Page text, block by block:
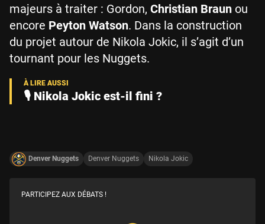
majeurs à traiter : Gordon, Christian Braun ou
encore Peyton Watson. Dans la construction
du projet autour de Nikola Jokic, il s’agit d’un
tournant pour les Nuggets.
🎙️ Nikola Jokic est-il fini ?
Denver Nuggets Denver Nuggets Nikola Jokic
PARTICIPEZ AUX DÉBATS !